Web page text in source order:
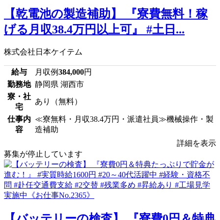
【乾電池の製造補助】 『寮費無料！稼
げる月収38.4万円以上可』 #土日...
株式会社日本ケイテム
給与 月収例384,000円
勤務地 静岡県 湖西市
寮・社
宅
あり（無料）
仕事内
容
≪寮無料・月収38.4万円・派遣社員≫機械操作・製
造補助
詳細を表示
募集が停止しています